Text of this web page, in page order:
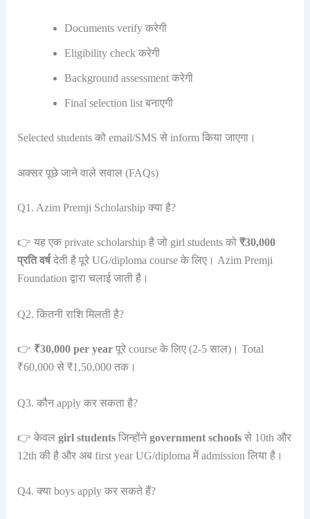
Documents verify करेगी
Eligibility check करेगी
Background assessment करेगी
Final selection list बनाएगी
Selected students को email/SMS से inform किया जाएगा।
अक्सर पूछे जाने वाले सवाल (FAQs)
Q1. Azim Premji Scholarship क्या है?
👉 यह एक private scholarship है जो girl students को ₹30,000
प्रति वर्षदेती है पूरे UG/diploma course के लिए। Azim Premji
Foundation द्वारा चलाई जाती है।
Q2. कितनी राशि मिलती है?
👉 ₹30,000 per yearपूरे course के लिए (2-5 साल)। Total
₹60,000 से ₹1,50,000 तक।
Q3. कौन apply कर सकता है?
👉 केवल girl studentsजिन्होंनेgovernment schoolsसे 10th और
12th की है और अब first year UG/diploma में admission लिया है।
Q4. क्या boys apply कर सकते हैं?